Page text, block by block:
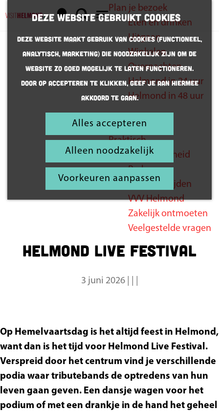
Deze website gebruikt cookies
Deze website maakt gebruik van cookies (Functioneel,
Analytisch, Marketing) die noodzakelijk zijn om de
website zo goed mogelijk te laten functioneren.
Door op accepteren te klikken, geef je aan hiermee
akkoord te gaan.
Alles accepteren
Alleen noodzakelijk
Voorkeuren aanpassen
K
a
r
t
Z
e
k
e
n
e
n
u
Plan je bezoek
Eten en drinken
Uitgaan
Winkelen
Overnachten
Helmond in 24 uur
Helmond in 48 uur
Inspiratie
Praktisch
Bereikbaarheid
Parkeren
Openingstijden
VVV Helmond
Zakelijk ontmoeten
Veelgestelde vragen
Zing lekker
mee
Helmond Live Festival
3 juni 2026
Op Hemelvaartsdag is het altijd feest in Helmond,
want dan is het tijd voor Helmond Live Festival.
Verspreid door het centrum vind je verschillende
podia waar tributebands de optredens van hun
leven gaan geven. Een dansje wagen voor het
podium of met een drankje in de hand het geheel